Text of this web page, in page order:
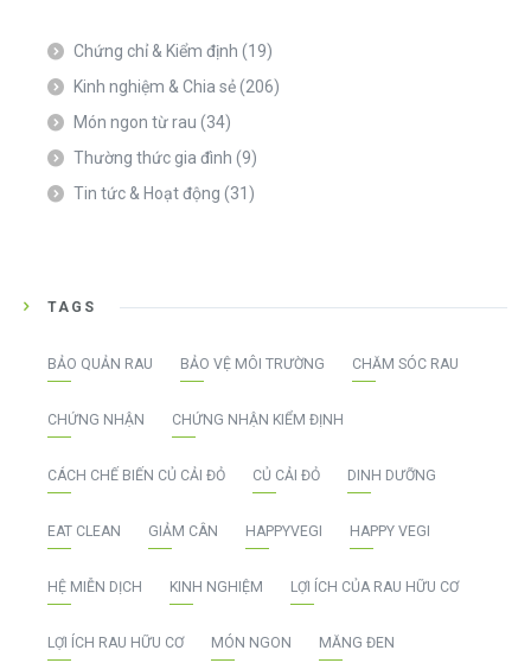
Chứng chỉ & Kiểm định (19)
Kinh nghiệm & Chia sẻ(206)
Món ngon từ rau (34)
Thường thức gia đình (9)
Tin tức & Hoạt động (31)
TAGS
BẢO QUẢN RAU BẢO VỆ MÔI TRƯỜNG CHĂM SÓC RAU
CHỨNG NHẬN CHỨNG NHẬN KIỂM ĐỊNH
CÁCH CHẾ BIẾN CỦ CẢI ĐỎ CỦ CẢI ĐỎ DINH DƯỠNG
EAT CLEAN GIẢM CÂN HAPPYVEGI HAPPY VEGI
HỆ MIỄN DỊCH KINH NGHIỆM LỢI ÍCH CỦA RAU HỮU CƠ
LỢI ÍCH RAU HỮU CƠ MÓN NGON MĂNG ĐEN